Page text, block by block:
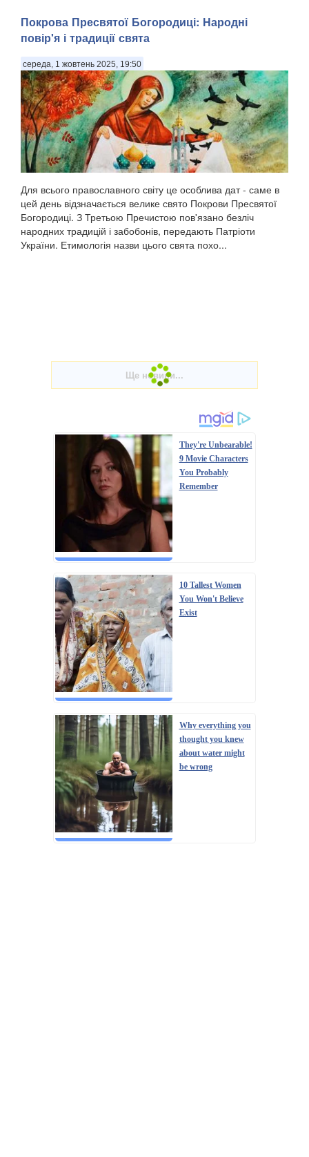
Покрова Пресвятої Богородиці: Народні
повір'я і традиції свята
середа, 1 жовтень 2025, 19:50
Для всього православного світу це особлива дат - саме в
цей день відзначається велике свято Покрови Пресвятої
Богородиці. З Третьою Пречистою пов'язано безліч
народних традицій і забобонів, передають Патріоти
України. Етимологія назви цього свята похо...
They're Unbearable!
9 Movie Characters
You Probably
Remember
10 Tallest Women
You Won't Believe
Exist
Why everything you
thought you knew
about water might
be wrong